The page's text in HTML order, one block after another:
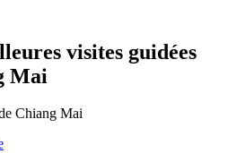
visites guidées
Mai
Chiang Mai